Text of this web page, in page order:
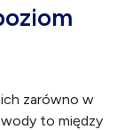
zarówno w
to między